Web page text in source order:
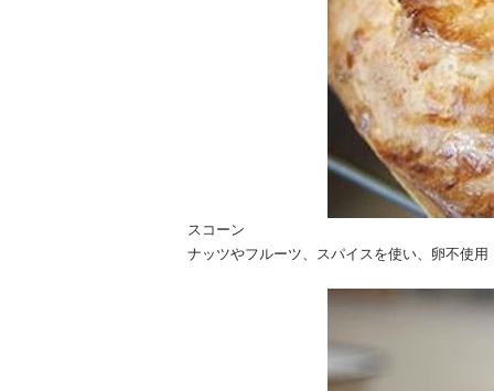
スコーン
ナッツやフルーツ、スパイスを使い、卵不使用